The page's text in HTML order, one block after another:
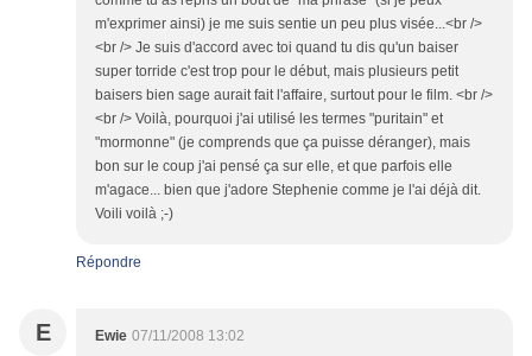
m'exprimer ainsi) je me suis sentie un peu plus visée...<br />
<br /> Je suis d'accord avec toi quand tu dis qu'un baiser
super torride c'est trop pour le début, mais plusieurs petit
baisers bien sage aurait fait l'affaire, surtout pour le film. <br />
<br /> Voilà, pourquoi j'ai utilisé les termes "puritain" et
"mormonne" (je comprends que ça puisse déranger), mais
bon sur le coup j'ai pensé ça sur elle, et que parfois elle
m'agace... bien que j'adore Stephenie comme je l'ai déjà dit.
Voili voilà ;-)
Répondre
E Ewie 07/11/2008 13:02